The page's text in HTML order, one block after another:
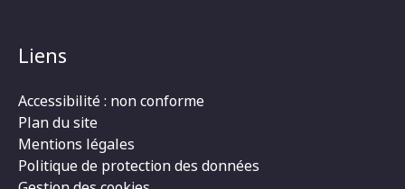
Liens
Accessibilité : non conforme
Plan du site
Mentions légales
Politique de protection des données